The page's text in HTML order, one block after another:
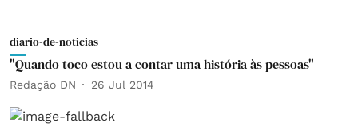
diario-de-noticias
"Quando toco estou a contar uma história às pessoas"
Redação DN 26 Jul 2014